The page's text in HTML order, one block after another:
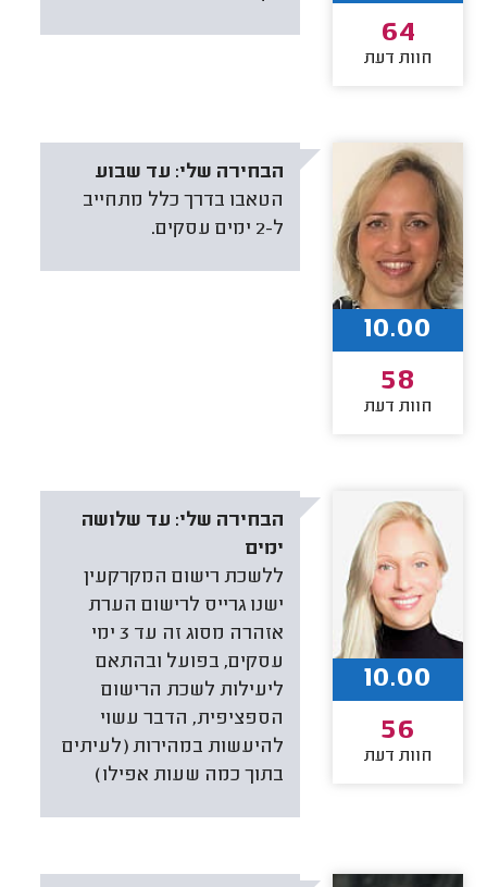
64
חוות דעת
הבחירה שלי: עד שבוע
הטאבו בדרך כלל מתחייב
ל-2 ימים עסקים.
10.00
58
חוות דעת
הבחירה שלי: עד שלושה
ימים
ללשכת רישום המקרקעין
ישנו גרייס לרישום הערת
אזהרה מסוג זה עד 3 ימי
עסקים, בפועל ובהתאם
ליעילות לשכת הרישום
הספציפית, הדבר עשוי
להיעשות במהירות (לעיתים
בתוך כמה שעות אפילו)
10.00
56
חוות דעת